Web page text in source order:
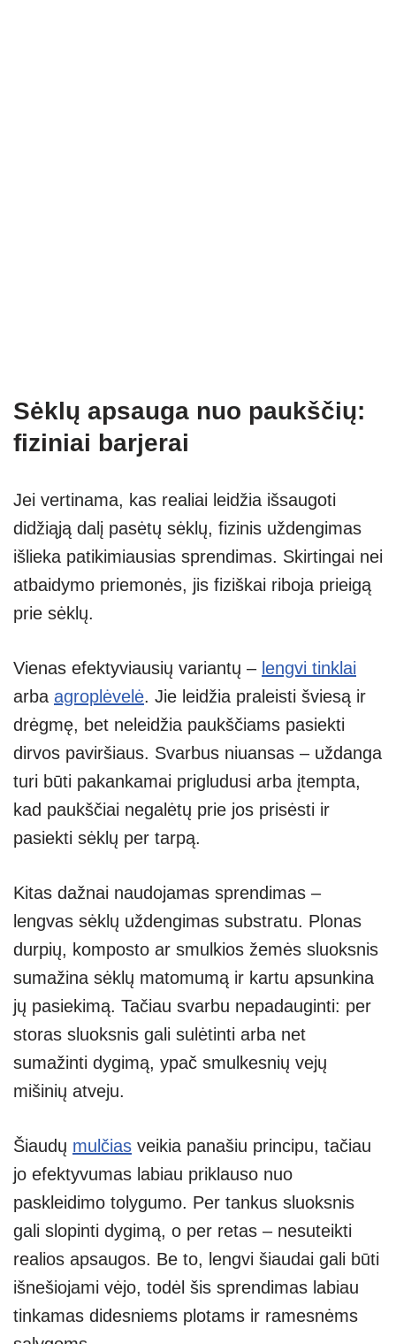
Sėklų apsauga nuo paukščių:
fiziniai barjerai
Jei vertinama, kas realiai leidžia išsaugoti
didžiąją dalį pasėtų sėklų, fizinis uždengimas
išlieka patikimiausias sprendimas. Skirtingai nei
atbaidymo priemonės, jis fiziškai riboja prieigą
prie sėklų.
Vienas efektyviausių variantų – lengvi tinklai
arba agroplėvelė. Jie leidžia praleisti šviesą ir
drėgmę, bet neleidžia paukščiams pasiekti
dirvos paviršiaus. Svarbus niuansas – uždanga
turi būti pakankamai prigludusi arba įtempta,
kad paukščiai negalėtų prie jos prisėsti ir
pasiekti sėklų per tarpą.
Kitas dažnai naudojamas sprendimas –
lengvas sėklų uždengimas substratu. Plonas
durpių, komposto ar smulkios žemės sluoksnis
sumažina sėklų matomumą ir kartu apsunkina
jų pasiekimą. Tačiau svarbu nepadauginti: per
storas sluoksnis gali sulėtinti arba net
sumažinti dygimą, ypač smulkesnių vejų
mišinių atveju.
Šiaudų mulčias veikia panašiu principu, tačiau
jo efektyvumas labiau priklauso nuo
paskleidimo tolygumo. Per tankus sluoksnis
gali slopinti dygimą, o per retas – nesuteikti
realios apsaugos. Be to, lengvi šiaudai gali būti
išnešiojami vėjo, todėl šis sprendimas labiau
tinkamas didesniems plotams ir ramesnėms